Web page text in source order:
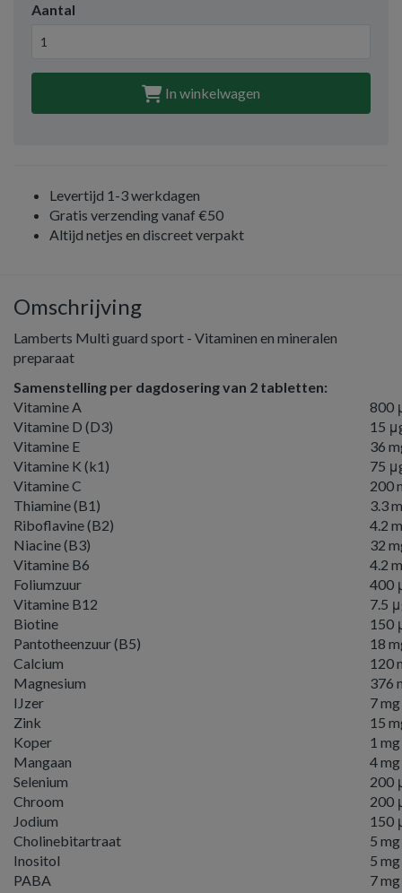
Aantal
In winkelwagen
Levertijd 1-3 werkdagen
Gratis verzending vanaf €50
Altijd netjes en discreet verpakt
Omschrijving
Lamberts Multi guard sport - Vitaminen en mineralen
preparaat
Samenstelling per dagdosering van 2 tabletten:
Vitamine A
800
Vitamine D (D3)
15
Vitamine E
36
Vitamine K (k1)
75
Vitamine C
200
Thiamine (B1)
3.3
Riboflavine (B2)
4.2
Niacine (B3)
32
Vitamine B6
4.2
Foliumzuur
400
Vitamine B12
7.5
Biotine
150
Pantotheenzuur (B5)
18
Calcium
120
Magnesium
376
IJzer
7 mg
Zink
15
Koper
1 mg
Mangaan
4 mg
Selenium
200
Chroom
200
Jodium
150
Cholinebitartraat
5 mg
Inositol
5 mg
PABA
7 mg